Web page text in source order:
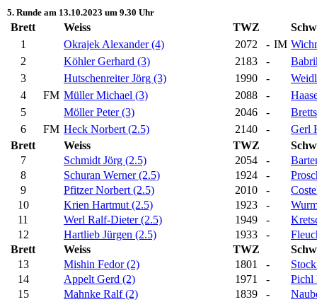
5. Runde am 13.10.2023 um 9.30 Uhr
Brett Weiss TWZ
1
Okrajek Alexander (4) 2072 - IM
2
Köhler Gerhard (3) 2183 -
3
Hutschenreiter Jörg (3) 1990 -
4
FM Müller Michael (3) 2088 -
5
Möller Peter (3) 2046 -
6
FM Heck Norbert (2.5) 2140 -
Gerl
Brett
Weiss TWZ
7
Schmidt Jörg (2.5) 2054 -
8
Schuran Werner (2.5) 1924 -
9
Pfitzer Norbert (2.5) 2010 -
10
Krien Hartmut (2.5) 1923 -
11
Werl Ralf-Dieter (2.5) 1949 -
12
Hartlieb Jürgen (2.5) 1933 -
Brett
Weiss TWZ
13
Mishin Fedor (2) 1801 -
14
Appelt Gerd (2) 1971 -
Pichl
15
Mahnke Ralf (2) 1839 -